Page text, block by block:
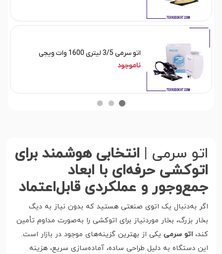
اتو سرمی 3/5 لیتری 1600 وات ویجی
ناموجود
اتو سرمی | انتخابی هوشمند برای
اتوکشی حرفه‌ای با ابعاد
جمع‌وجور و عملکردی قابل‌اعتماد
اگر به‌دنبال یک اتوی صنعتی هستید که بدون نیاز به دیگ
بخار بزرگ، بخار موردنیاز برای اتوکشی را به‌صورت مداوم تأمین
کند، اتو سرمی یکی از بهترین گزینه‌های موجود در بازار است.
این دستگاه به دلیل طراحی ساده، آماده‌سازی سریع، هزینه